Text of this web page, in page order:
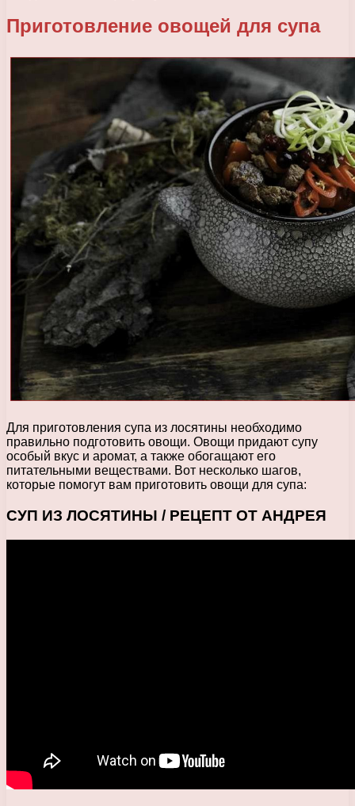
Приготовление овощей для супа
Для приготовления супа из лосятины необходимо
правильно подготовить овощи. Овощи придают супу
особый вкус и аромат, а также обогащают его
питательными веществами. Вот несколько шагов,
которые помогут вам приготовить овощи для супа:
СУП ИЗ ЛОСЯТИНЫ / РЕЦЕПТ ОТ АНДРЕЯ